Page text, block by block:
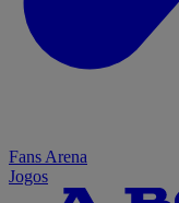
Fans Arena
Jogos